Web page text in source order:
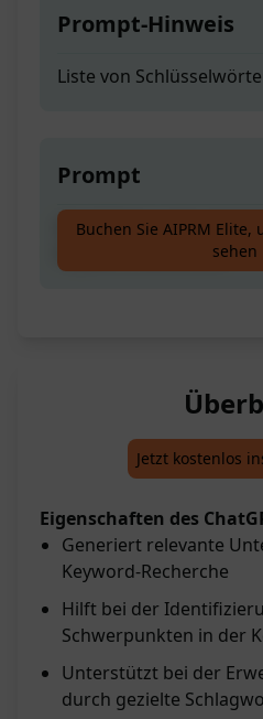
Prompt-Hinweis
Liste von
Prompt
Identifiziere relevante
Keyword-Recherche
Buchen Sie AIPRM Elite,
sehen
Jetzt kostenlos
Eigenschaften des
Generiert relevante
Keyword-Recherche
Hilft bei der
Schwerpunkten in der
Unterstützt bei der
durch gezielte